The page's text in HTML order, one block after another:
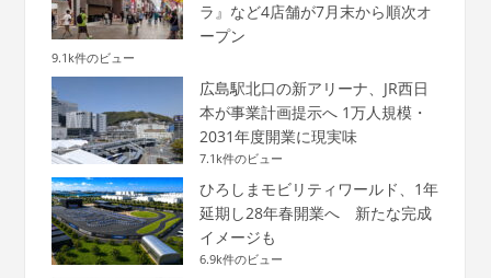
ラ』など4店舗が7月末から順次オ
ープン
9.1k件のビュー
広島駅北口の新アリーナ、JR西日
本が事業計画提示へ 1万人規模・
2031年度開業に現実味
7.1k件のビュー
ひろしまモビリティワールド、1年
延期し28年春開業へ 新たな完成
イメージも
6.9k件のビュー